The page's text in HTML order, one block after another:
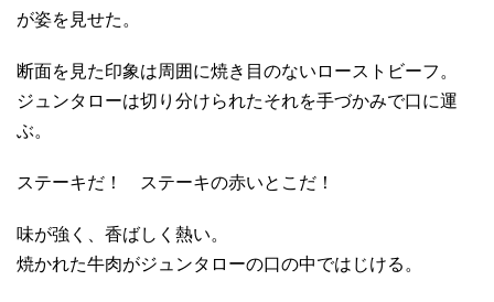
が姿を見せた。
断面を見た印象は周囲に焼き目のないローストビーフ。
ジュンタローは切り分けられたそれを手づかみで口に運
ぶ。
ステーキだ！ ステーキの赤いとこだ！
味が強く、香ばしく熱い。
焼かれた牛肉がジュンタローの口の中ではじける。